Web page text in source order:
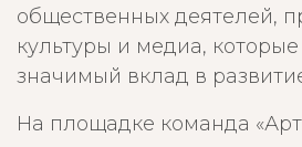
общественных деятелей,
культуры и медиа,
значимый вклад в
На площадке команда